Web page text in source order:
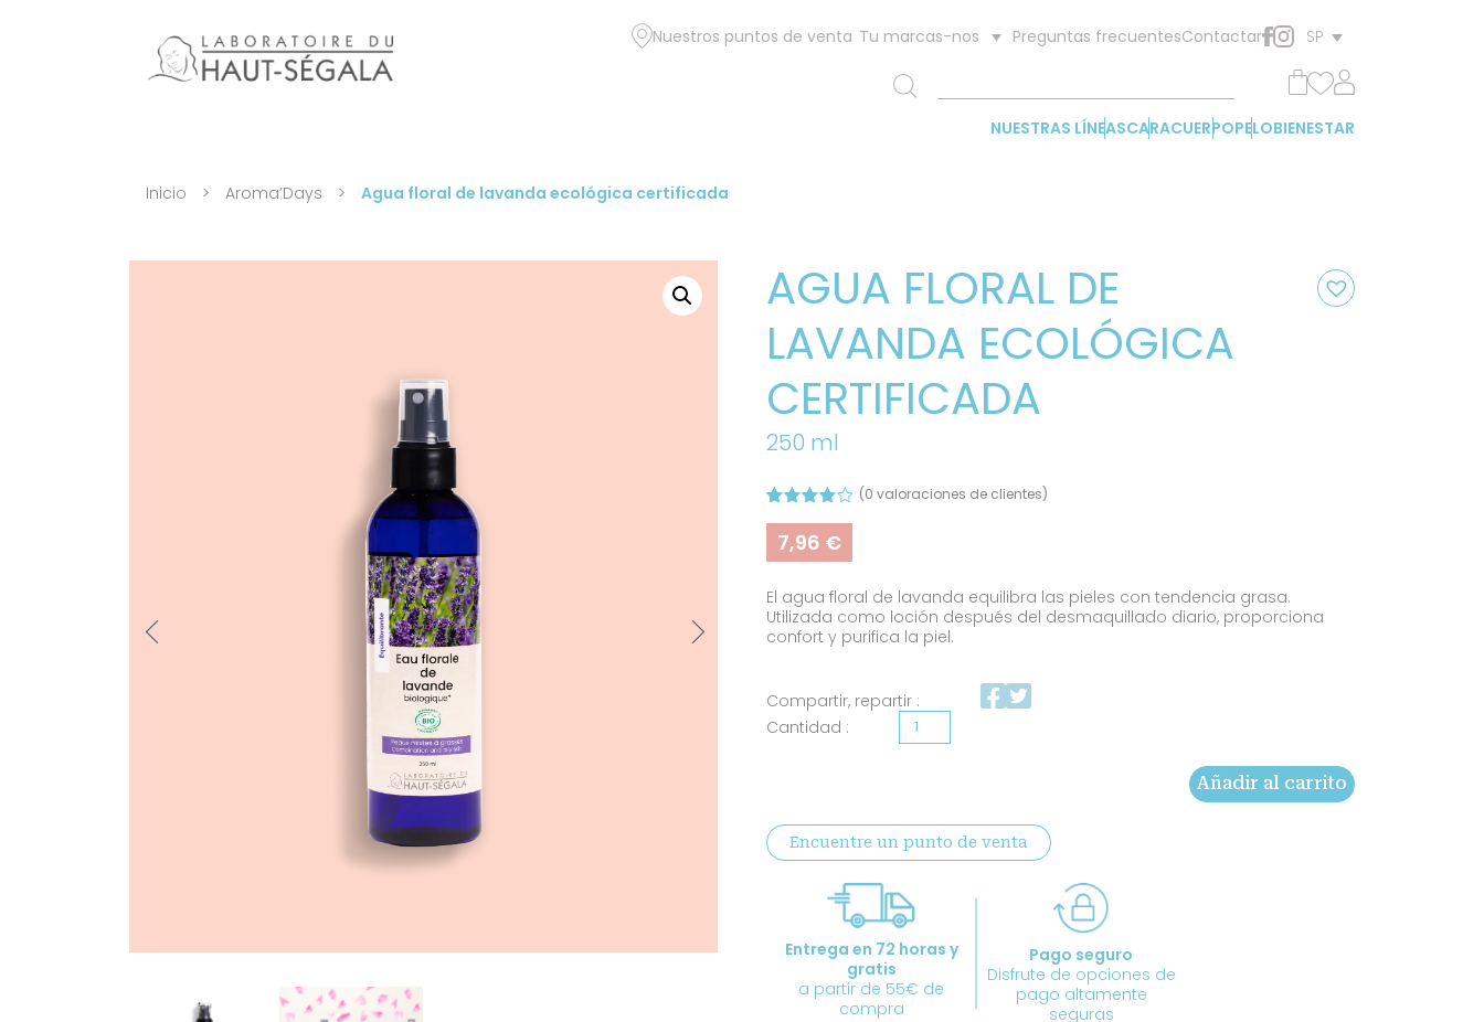
Nuestros puntos de venta Tu marcas-nos Preguntas frecuentesContactar SP
NUESTRAS LÍNEASCARACUERPOPELOBIENESTAR
Inicio > Aroma’Days > Agua floral de lavanda ecológica certificada
Previo
Next
AGUA FLORAL DE
LAVANDA ECOLÓGICA
CERTIFICADA
250 ml
con4.00
de 5 en
base a
n de un
cliente
(0 valoraciones de clientes)
7,96 €
El agua floral de lavanda equilibra las pieles con tendencia grasa.
Utilizada como loción después del desmaquillado diario, proporciona
confort y purifica la piel.
Compartir, repartir :
Agua
lavanda
ecológica
cantidad
Añadir al carrito
Encuentre un punto de venta
Entrega en 72 horas y
gratis
a partir de 55€ de
compra
Pago seguro
Disfrute de opciones de
pago altamente
seguras